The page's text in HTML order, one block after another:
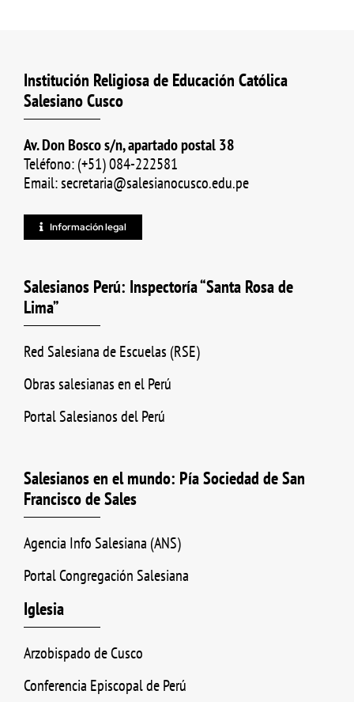
Institución Religiosa de Educación Católica
Salesiano Cusco
Av. Don Bosco s/n, apartado postal 38
Teléfono: (+51) 084-222581
Email: secretaria@salesianocusco.edu.pe
Información legal
Salesianos Perú: Inspectoría “Santa Rosa de
Lima”
Red Salesiana de Escuelas (RSE)
Obras salesianas en el Perú
Portal Salesianos del Perú
Salesianos en el mundo: Pía Sociedad de San
Francisco de Sales
Agencia Info Salesiana (ANS)
Portal Congregación Salesiana
Iglesia
Arzobispado de Cusco
Conferencia Episcopal de Perú